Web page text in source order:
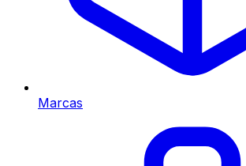
Marcas